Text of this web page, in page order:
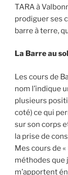
TARA à
prodiguer ses
barre à terre,
La Barre au
Les cours de
nom l’indique
plusieurs
coté) ce qui
sur son corps
la prise de
Mes cours de
méthodes que
m’apportent